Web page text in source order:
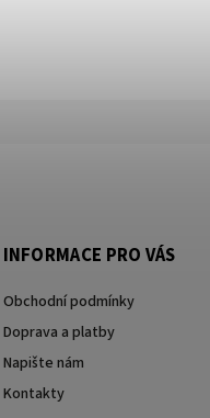
INFORMACE PRO VÁS
Obchodní podmínky
Doprava a platby
Napište nám
Kontakty